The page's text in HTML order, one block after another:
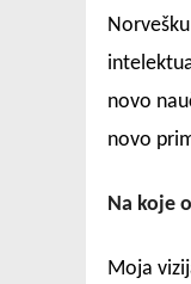
novo
novo
Na koje
Moja